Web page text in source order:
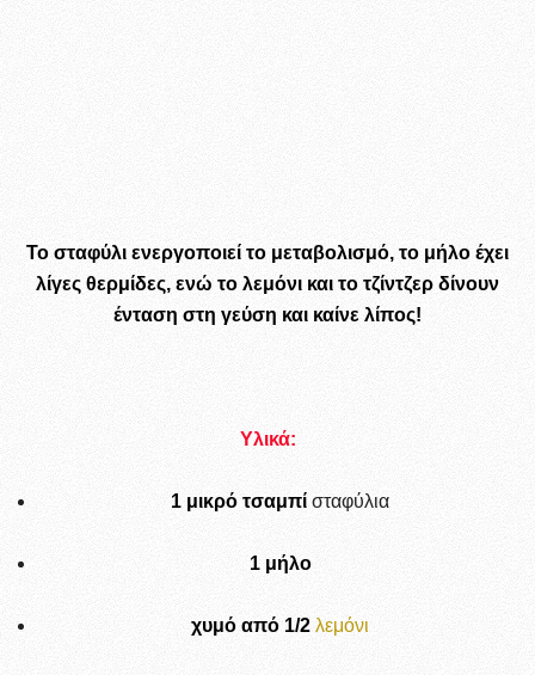
Το σταφύλι ενεργοποιεί το μεταβολισμό, το μήλο έχει
λίγες θερμίδες, ενώ το λεμόνι και το τζίντζερ δίνουν
ένταση στη γεύση και καίνε λίπος!
Υλικά:
1 μικρό τσαμπί σταφύλια
1 μήλο
χυμό από 1/2 λεμόνι